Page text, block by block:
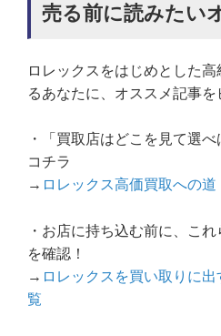
売る前に読みたい
ロレックスをはじめとした
るあなたに、オススメ記事を
・「買取店はどこを見て選
コチラ
→ ロレックス高価買取への
・お店に持ち込む前に、こ
を確認！
→ ロレックスを買い取りに
覧